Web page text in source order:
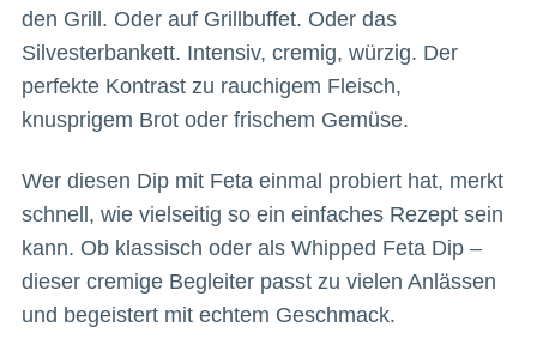
den Grill. Oder auf Grillbuffet. Oder das
Silvesterbankett. Intensiv, cremig, würzig. Der
perfekte Kontrast zu rauchigem Fleisch,
knusprigem Brot oder frischem Gemüse.
Wer diesen Dip mit Feta einmal probiert hat, merkt
schnell, wie vielseitig so ein einfaches Rezept sein
kann. Ob klassisch oder als Whipped Feta Dip –
dieser cremige Begleiter passt zu vielen Anlässen
und begeistert mit echtem Geschmack.